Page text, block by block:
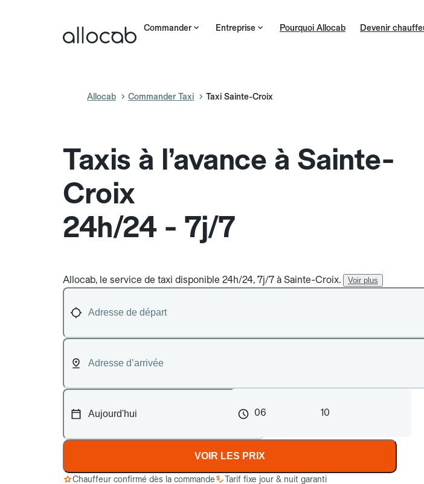
Commander Entreprise Pourquoi Allocab Devenir
Allocab Commander Taxi Taxi Sainte-Croix
Taxis à l’avance à Sainte-
Croix
24h/24 - 7j/7
Allocab, le service de taxi disponible 24h/24, 7j/7 à Sainte-Croix. Voir plus
06 10
VOIR LES PRIX
Chauffeur confirmé dès la commande
Tarif fixe jour & nuit garanti